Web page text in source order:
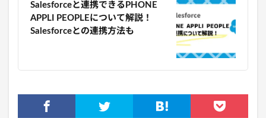
Salesforceと連携できるPHONE
APPLI PEOPLEについて解説！
Salesforceとの連携方法も